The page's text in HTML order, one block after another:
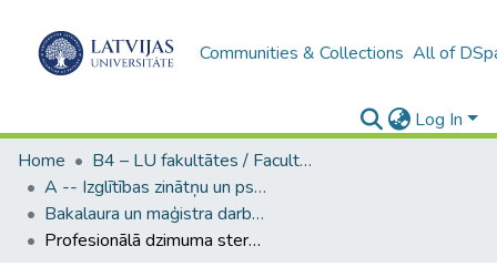
Communities & Collections All of
Log In
Home
B4 – LU fakultātes / Faculties of the UL
A -- Izglītības zinātņu un psiholoģijas fakultāte / Faculty of Education Sciences and Psychology
Bakalaura un maģistra darbi (PPMF) / Bachelor's and Master's theses
Profesionālā dzimuma stereotipu ietekme uz spriedumiem par individuālām īpašībām.